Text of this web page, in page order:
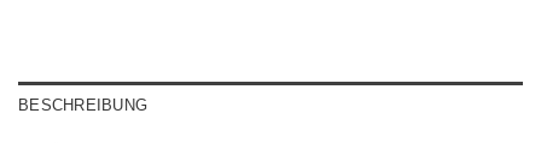
BESCHREIBUNG